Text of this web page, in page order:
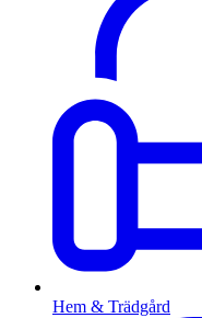
Hem & Trädgård